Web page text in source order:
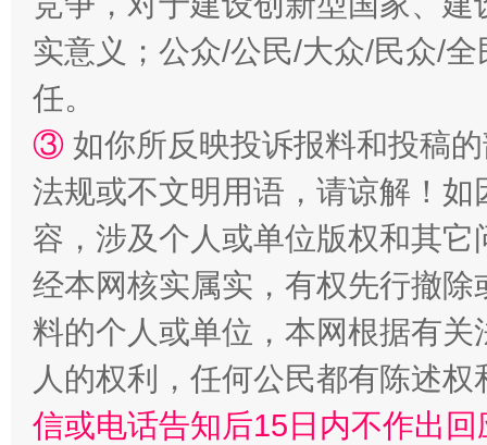
实意义；公众/公民/大众/民众/
任。
③ 如你所反映投诉报料和投稿
法规或不文明用语，请谅解！
容，涉及个人或单位版权和其它
经本网核实属实，有权先行撤
料的个人或单位，本网根据有
人的权利，任何公民都有陈述
信或电话告知后15日内不作出